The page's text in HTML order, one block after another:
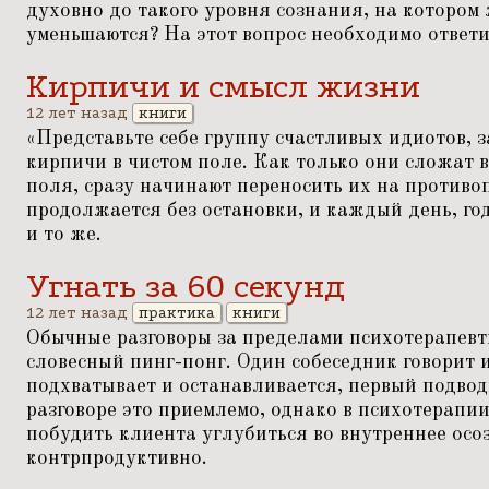
духовно до такого уровня сознания, на
уменьшаются? На этот вопрос необходимо
Кирпичи и смысл жизни
12 лет назад книги
«Представьте себе группу счастливых идиотов,
кирпичи в чистом поле. Как только они сложат
поля, сразу начинают переносить их на
продолжается без остановки, и каждый день,
и то же.
Угнать за 60 секунд
12 лет назад практика книги
Обычные разговоры за пределами
словесный пинг-понг. Один собеседник говорит
подхватывает и останавливается, первый
разговоре это приемлемо, однако в
побудить клиента углубиться во внутреннее
контрпродуктивно.